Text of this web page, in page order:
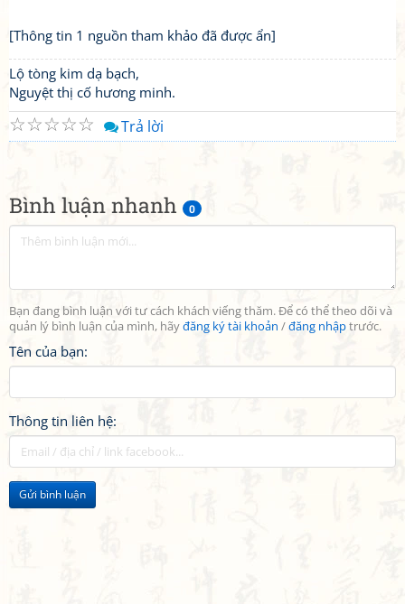
Bình luận nhanh 0
Bạn đang bình luận với tư cách khách viếng thăm. Để có thể theo dõi và
quản lý bình luận của mình, hãyđăng ký tài khoản /đăng nhậptrước.
Tên của bạn:
Thông tin liên hệ:
Gửi bình luận
[Thông tin 1 nguồn tham khảo đã được ẩn]
Lộ tòng kim dạ bạch,
Nguyệt thị cố hương minh.
☆
☆
☆
☆
☆ Trả lời